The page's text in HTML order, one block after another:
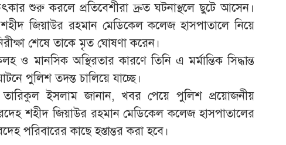
শুরু করলে প্রতিবেশীরা দ্রুত ঘটনাস্থলে ছুটে আসেন।
জিয়াউর রহমান মেডিকেল কলেজ হাসপাতালে নিয়ে
শেষে তাকে মৃত ঘোষণা করেন।
ও মানসিক অস্থিরতার কারণে তিনি এ মর্মান্তিক সিদ্ধান্ত
পুলিশ তদন্ত চালিয়ে যাচ্ছে।
তারিকুল ইসলাম জানান, খবর পেয়ে পুলিশ প্রয়োজনীয়
শহীদ জিয়াউর রহমান মেডিকেল কলেজ হাসপাতালের
পরিবারের কাছে হস্তান্তর করা হবে।